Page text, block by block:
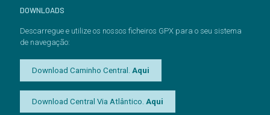
DOWNLOADS
Descarregue e utilize os nossos ficheiros GPX para o seu sistema
de navegação:
Download Caminho Central. Aqui
Download Central Via Atlântico. Aqui